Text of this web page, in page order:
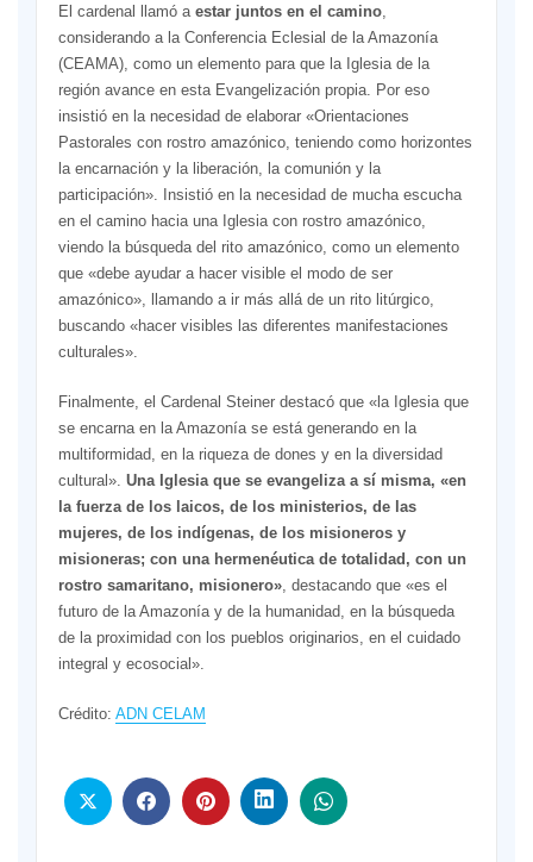
El cardenal llamó a estar juntos en el camino,
considerando a la Conferencia Eclesial de la Amazonía
(CEAMA), como un elemento para que la Iglesia de la
región avance en esta Evangelización propia. Por eso
insistió en la necesidad de elaborar «Orientaciones
Pastorales con rostro amazónico, teniendo como horizontes
la encarnación y la liberación, la comunión y la
participación». Insistió en la necesidad de mucha escucha
en el camino hacia una Iglesia con rostro amazónico,
viendo la búsqueda del rito amazónico, como un elemento
que «debe ayudar a hacer visible el modo de ser
amazónico», llamando a ir más allá de un rito litúrgico,
buscando «hacer visibles las diferentes manifestaciones
culturales».
Finalmente, el Cardenal Steiner destacó que «la Iglesia que
se encarna en la Amazonía se está generando en la
multiformidad, en la riqueza de dones y en la diversidad
cultural». Una Iglesia que se evangeliza a sí misma, «en
la fuerza de los laicos, de los ministerios, de las
mujeres, de los indígenas, de los misioneros y
misioneras; con una hermenéutica de totalidad, con un
rostro samaritano, misionero», destacando que «es el
futuro de la Amazonía y de la humanidad, en la búsqueda
de la proximidad con los pueblos originarios, en el cuidado
integral y ecosocial».
Crédito: ADN CELAM